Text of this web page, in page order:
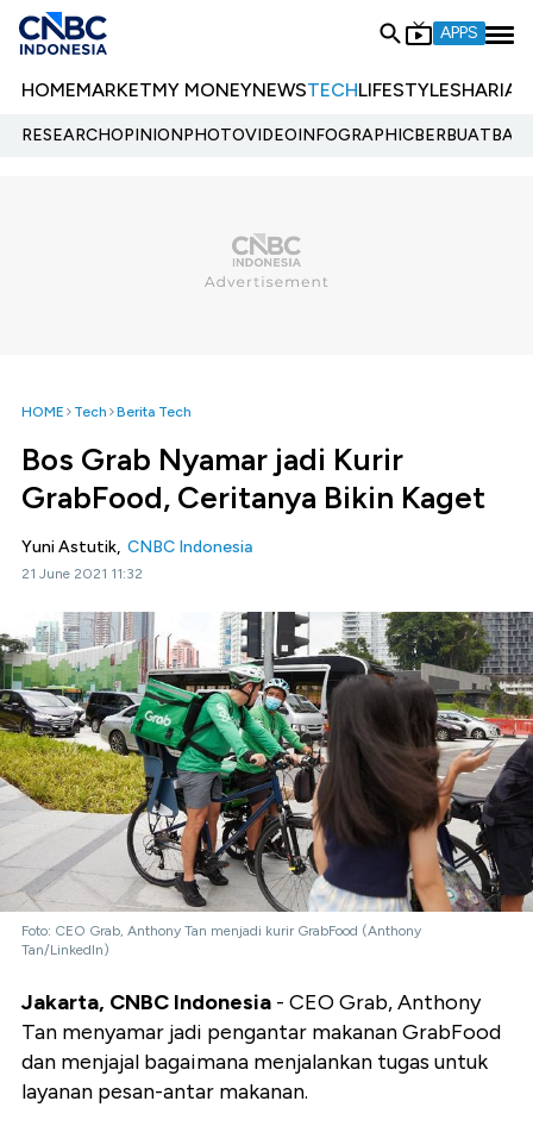
APPS
HOMEMARKETMY MONEYNEWSTECHLIFESTYLESHARIA
RESEARCHOPINIONPHOTOVIDEOINFOGRAPHIC
HOME Tech Berita Tech
Bos Grab Nyamar jadi Kurir
GrabFood, Ceritanya Bikin Kaget
Yuni Astutik, CNBC Indonesia
21 June 2021 11:32
Foto: CEO Grab, Anthony Tan menjadi kurir GrabFood (Anthony
Tan/LinkedIn)
Jakarta, CNBC Indonesia - CEO Grab, Anthony
Tan menyamar jadi pengantar makanan GrabFood
dan menjajal bagaimana menjalankan tugas untuk
layanan pesan-antar makanan.